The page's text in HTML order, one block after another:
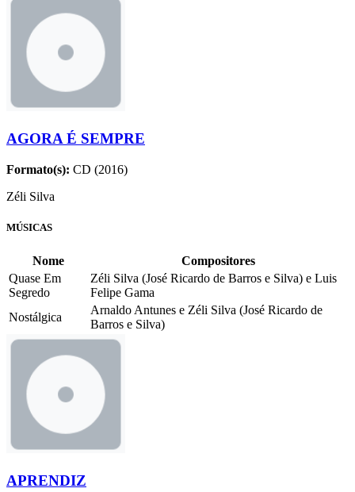
AGORA É SEMPRE
Formato(s): CD (2016)
Zéli Silva
MÚSICAS
Nome
Compositores
Quase Em
Segredo
Zéli Silva (José Ricardo de Barros e Silva) e Luis
Felipe Gama
Nostálgica
Arnaldo Antunes e Zéli Silva (José Ricardo de
Barros e Silva)
APRENDIZ